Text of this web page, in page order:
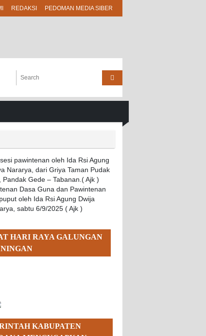
REDAKSI PEDOMAN MEDIA SIBER
Dasa Guna dan Pawintenan
oleh Ida Rsi Agung Dwija
sabtu 6/9/2025 ( Ajk )
HARI RAYA GALUNGAN
KABUPATEN